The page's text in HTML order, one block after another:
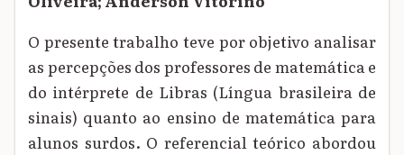
O presente trabalho teve por objetivo analisar
as percepções dos professores de matemática e
do intérprete de Libras (Língua brasileira de
sinais) quanto ao ensino de matemática para
alunos surdos. O referencial teórico abordou